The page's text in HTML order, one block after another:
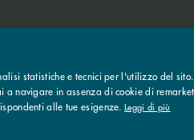
statistiche e tecnici per l'utilizzo del
navigare in assenza di cookie di
alle tue esigenze.Leggi di più